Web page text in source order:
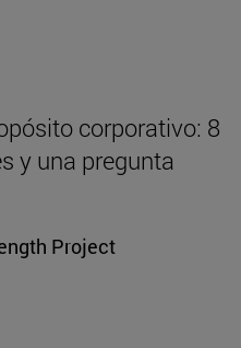
corporativo: 8
y una pregunta
Project